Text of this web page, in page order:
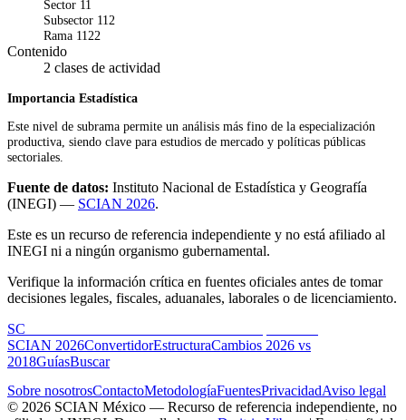
Sector 11
Subsector 112
Rama 1122
Contenido
2 clases de actividad
Importancia Estadística
Este nivel de subrama permite un análisis más fino de la especialización
productiva, siendo clave para estudios de mercado y políticas públicas
sectoriales.
Fuente de datos: Instituto Nacional de Estadística y Geografía
(INEGI) — SCIAN 2026.
Este es un recurso de referencia independiente y no está afiliado al
INEGI ni a ningún organismo gubernamental.
Verifique la información crítica en fuentes oficiales antes de tomar
decisiones legales, fiscales, aduanales, laborales o de licenciamiento.
SC
SCIAN 2026ConvertidorEstructuraCambios 2026 vs
2018GuíasBuscar
Sobre nosotrosContactoMetodologíaFuentesPrivacidadAviso legal
© 2026 SCIAN México — Recurso de referencia independiente, no